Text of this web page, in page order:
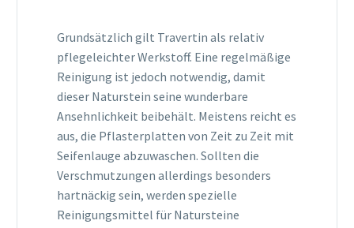
Grundsätzlich gilt Travertin als relativ
pflegeleichter Werkstoff. Eine regelmäßige
Reinigung ist jedoch notwendig, damit
dieser Naturstein seine wunderbare
Ansehnlichkeit beibehält. Meistens reicht es
aus, die Pflasterplatten ​​von Zeit zu Zeit mit
Seifenlauge abzuwaschen. Sollten die
Verschmutzungen allerdings besonders
hartnäckig sein, werden spezielle
Reinigungsmittel für Natursteine